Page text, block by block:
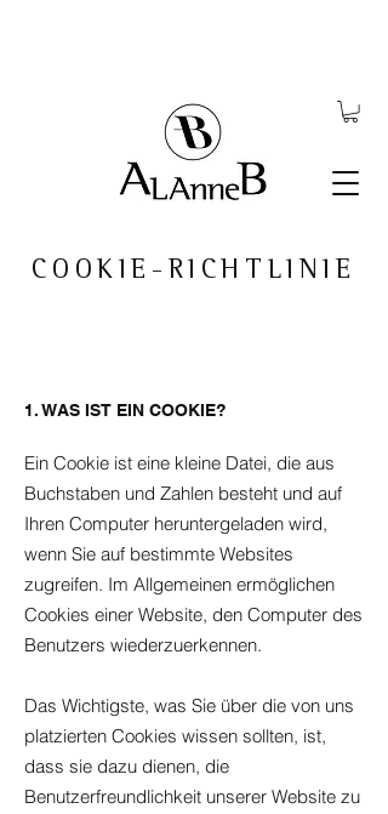
COOKIE-RICHTLINIE
1. WAS IST EIN COOKIE?
Ein Cookie ist eine kleine Datei, die aus
Buchstaben und Zahlen besteht und auf
Ihren Computer heruntergeladen wird,
wenn Sie auf bestimmte Websites
zugreifen. Im Allgemeinen ermöglichen
Cookies einer Website, den Computer des
Benutzers wiederzuerkennen.
Das Wichtigste, was Sie über die von uns
platzierten Cookies wissen sollten, ist,
dass sie dazu dienen, die
Benutzerfreundlichkeit unserer Website zu